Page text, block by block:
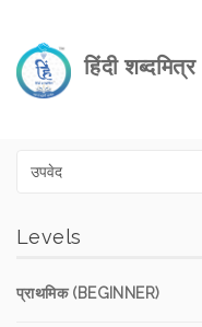
हिंदी शब्दमित्र
Levels
प्राथमिक (BEGINNER)